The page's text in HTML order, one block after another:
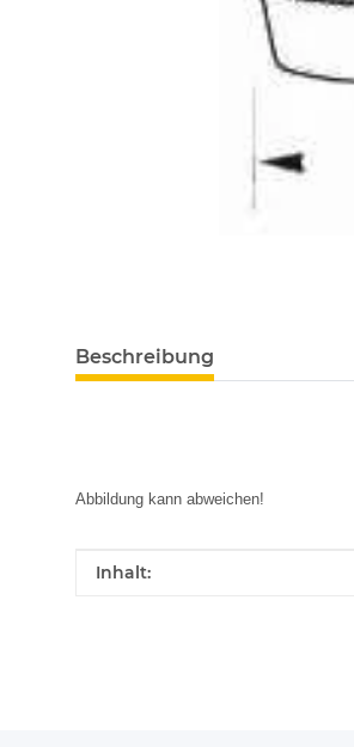
Beschreibung
Abbildung kann abweichen!
Produkteigenschaft
Wert
Inhalt: